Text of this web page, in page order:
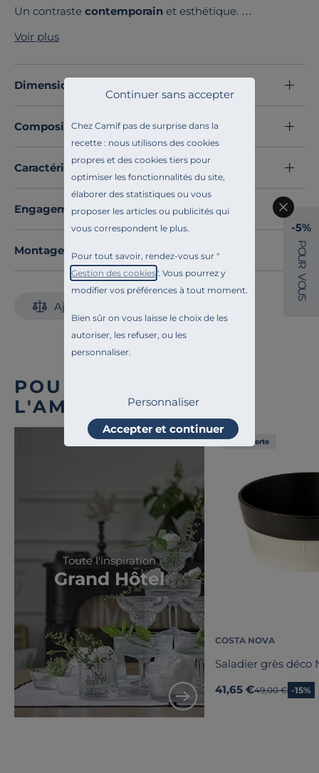
Chez Camif pas de surprise dans la
recette : nous utilisons des cookies
propres et des cookies tiers pour
optimiser les fonctionnalités du site,
élaborer des statistiques ou vous
proposer les articles ou publicités qui
vous correspondent le plus.
Pour tout savoir, rendez-vous sur "
Gestion des cookies". Vous pourrez y
modifier vos préférences à tout moment.
Bien sûr on vous laisse le choix de les
autoriser, les refuser, ou les
personnaliser.
Continuer sans accepter
Personnaliser
Accepter et continuer
Un contraste contemporain et esthétique.
préparations culinaires il saura tout aussi bien se
fondre dans vos espaces d'inspiration commeplateau
de décoration.
Découvrez toute notre sélection :Plats de service
Voir plus
Dimensions et poids
Composition et matières
Caractéristiques techniques
Engagements et traçabilité
Montage et conseils d'entretien
Ajouter au comparateur
POUR COMPLÉTER
L'AMBIANCE
Toute l'inspiration
Grand Hôtel
Liv. offerte
COSTA NOVA
Saladier grès déco
41,65 €Ancien prix
49,00 € -15%
-5%
P
O
U
R
V
O
U
S